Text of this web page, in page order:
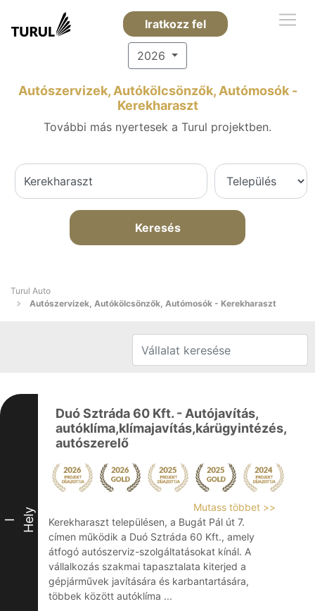
Iratkozz fel
2026
Autószervizek, Autókölcsönzők, Autómosók -
Kerekharaszt
További más nyertesek a Turul projektben.
Keresés
Turul Auto
Autószervizek, Autókölcsönzők, Autómosók - Kerekharaszt
I Hely
Duó Sztráda 60 Kft. - Autójavítás,
autóklíma,klímajavítás,kárügyintézés,
autószerelő
Mutass többet >>
Kerekharaszt településen, a Bugát Pál út 7.
címen működik a Duó Sztráda 60 Kft., amely
átfogó autószerviz-szolgáltatásokat kínál. A
vállalkozás szakmai tapasztalata kiterjed a
gépjárművek javítására és karbantartására,
többek között autóklíma ...